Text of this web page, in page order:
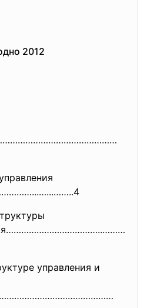
2012
.4
управления и